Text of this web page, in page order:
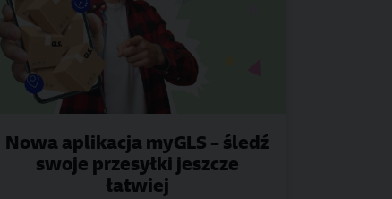
Nowa aplikacja myGLS – śledź
swoje przesyłki jeszcze
łatwiej